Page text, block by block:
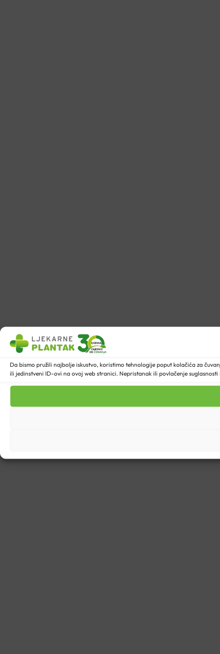
Da bismo pružili najbolje iskustvo, koristimo tehnologije poput kolačića za
ili jedinstveni ID-ovi na ovoj web stranici. Nepristanak ili povlačenje